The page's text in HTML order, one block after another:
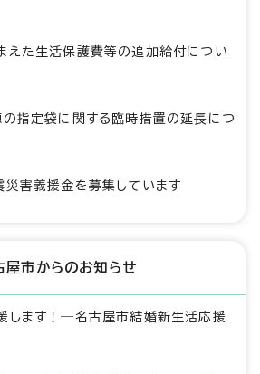
えた生活保護費等の追加給付につい
の指定袋に関する臨時措置の延長につ
害義援金を募集しています
屋市からのお知らせ
します！―名古屋市結婚新生活応援